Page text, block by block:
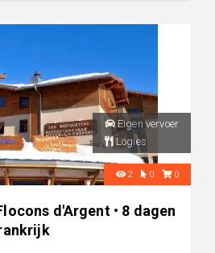
Eigen vervoer
Logies
2 0 0
d'Argent • 8 dagen